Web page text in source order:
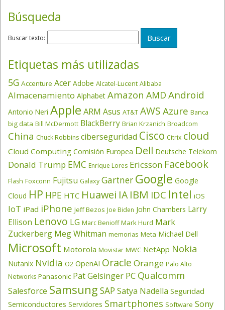
Búsqueda
Buscar texto:
Etiquetas más utilizadas
5G Accenture Acer Adobe Alcatel-Lucent Alibaba
Almacenamiento Alphabet Amazon AMD Android
Antonio Neri Apple ARM Asus AT&T AWSAzure Banca
big data Bill McDermott BlackBerry Brian Krzanich Broadcom
China Chuck Robbins ciberseguridad Cisco Citrix cloud
Cloud Computing Comisión Europea Dell Deutsche Telekom
Donald Trump EMC Enrique Lores Ericsson Facebook
Flash Foxconn Fujitsu Galaxy Gartner Google Google
Cloud HP HPE HTC Huawei IA IBM IDC Intel iOS
IoT iPad iPhone Jeff Bezos Joe Biden John Chambers Larry
Ellison Lenovo LG Marc Benioff Mark Hurd Mark
Zuckerberg Meg Whitman memorias Meta Michael Dell
Microsoft Motorola Movistar MWC NetApp Nokia
Nutanix Nvidia O2 OpenAI Oracle Orange Palo Alto
Networks Panasonic Pat Gelsinger PC Qualcomm
Salesforce Samsung SAP Satya Nadella Seguridad
Semiconductores Servidores Smartphones Software Sony